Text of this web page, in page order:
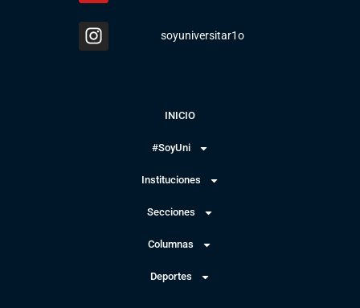
soyuniversitar1o
INICIO
#SoyUni
Instituciones
Secciones
Columnas
Deportes